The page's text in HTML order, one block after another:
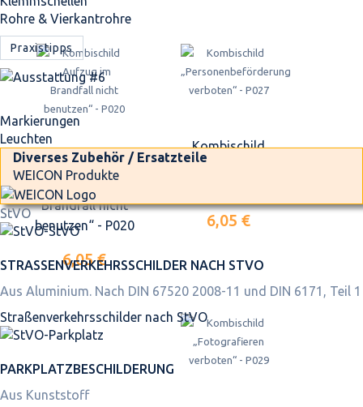
Rohre & Vierkantrohre
Praxistipps
Markierungen
Leuchten
Diverses Zubehör / Ersatzteile
WEICON Produkte
StVO
STRASSEN­VERKEHRS­SCHILDER NACH STVO
Aus Aluminium. Nach DIN 67520 2008-11 und DIN 6171, Teil 1
Straßen­verkehrs­schilder nach StVO
PARKPLATZ­BESCHILDERUNG
Aus Kunststoff
Kombischild
„Aufzug im
Brandfall nicht
benutzen“ - P020
6,05 €
Kombischild
„Personenbeförderung
6,05 €